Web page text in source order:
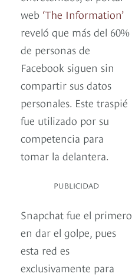
web ‘The Information’
reveló que más del 60%
de personas de
Facebook siguen sin
compartir sus datos
personales. Este traspié
fue utilizado por su
competencia para
tomar la delantera.
PUBLICIDAD
Snapchat fue el primero
en dar el golpe, pues
esta red es
exclusivamente para